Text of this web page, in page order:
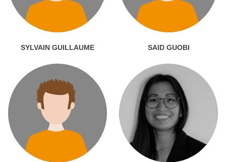
SYLVAIN GUILLAUME SAID GUOBI